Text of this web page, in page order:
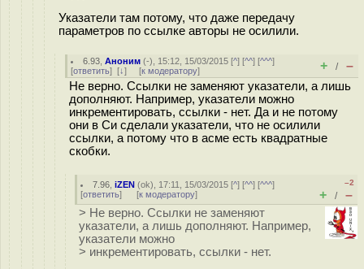
Указатели там потому, что даже передачу
параметров по ссылке авторы не осилили.
6.93 ,Аноним (-), 15:12, 15/03/2015 [^] [^^] [^^^]
[ответить] [↓] [к модератору] + / –
Не верно. Ссылки не заменяют указатели, а лишь
дополняют. Например, указатели можно
инкрементировать, ссылки - нет. Да и не потому
они в Си сделали указатели, что не осилили
ссылки, а потому что в асме есть квадратные
скобки.
7.96 ,iZEN (ok), 17:11, 15/03/2015 [^] [^^] [^^^]
[ответить] [к модератору]
–2
+ / –
> Не верно. Ссылки не заменяют
указатели, а лишь дополняют. Например,
указатели можно
> инкрементировать, ссылки - нет.